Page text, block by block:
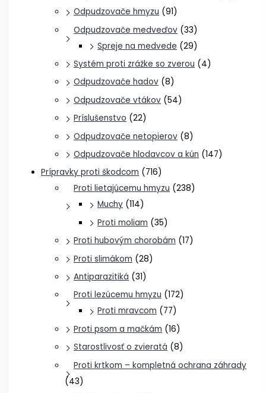
Odpudzovače hmyzu (91)
Odpudzovače medveďov (33)
Spreje na medvede (29)
Systém proti zrážke so zverou (4)
Odpudzovače hadov (8)
Odpudzovače vtákov (54)
Príslušenstvo (22)
Odpudzovače netopierov (8)
Odpudzovače hlodavcov a kún (147)
Prípravky proti škodcom (716)
Proti lietajúcemu hmyzu (238)
Muchy (114)
Proti moliam (35)
Proti hubovým chorobám (17)
Proti slimákom (28)
Antiparazitiká (31)
Proti lezúcemu hmyzu (172)
Proti mravcom (77)
Proti psom a mačkám (16)
Starostlivosť o zvieratá (8)
Proti krtkom – kompletná ochrana záhrady
(43)